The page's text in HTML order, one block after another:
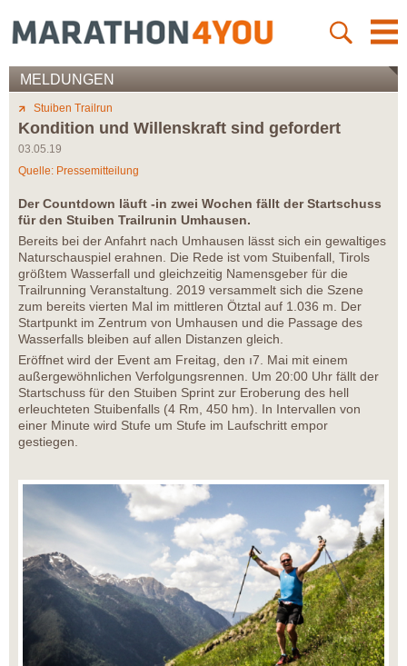
MELDUNGEN
Stuiben Trailrun
Kondition und Willenskraft sind gefordert
03.05.19
Quelle: Pressemitteilung
Der Countdown läuft -in zwei Wochen fällt der Startschuss
für den Stuiben Trailrunin Umhausen.
Bereits bei der Anfahrt nach Umhausen lässt sich ein gewaltiges
Naturschauspiel erahnen. Die Rede ist vom Stuibenfall, Tirols
größtem Wasserfall und gleichzeitig Namensgeber für die
Trailrunning Veranstaltung. 2019 versammelt sich die Szene
zum bereits vierten Mal im mittleren Ötztal auf 1.036 m. Der
Startpunkt im Zentrum von Umhausen und die Passage des
Wasserfalls bleiben auf allen Distanzen gleich.
Eröffnet wird der Event am Freitag, den ı7. Mai mit einem
außergewöhnlichen Verfolgungsrennen. Um 20:00 Uhr fällt der
Startschuss für den Stuiben Sprint zur Eroberung des hell
erleuchteten Stuibenfalls (4 Rm, 450 hm). In Intervallen von
einer Minute wird Stufe um Stufe im Laufschritt empor
gestiegen.